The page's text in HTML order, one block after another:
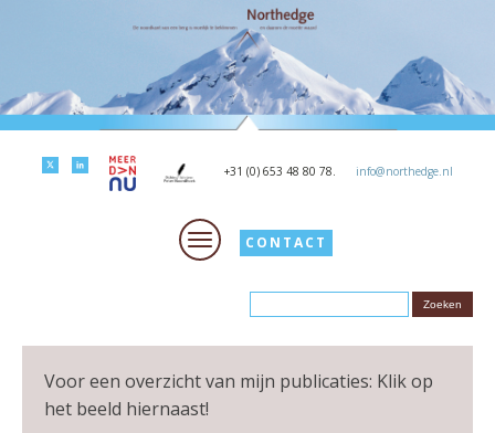
+31 (0) 653 48 80 78. info@northedge.nl
CONTACT
Voor een overzicht van mijn publicaties: Klik op
het beeld hiernaast!